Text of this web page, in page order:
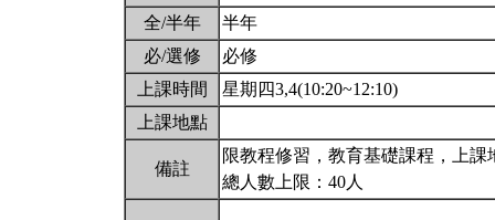
全/半年
半年
必/選修
必修
上課時間
星期四3,4(10:20~12:10)
上課地點
備註
限教程修習，教育基礎課程，上課
總人數上限：40人